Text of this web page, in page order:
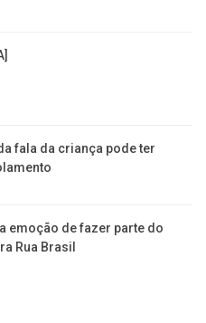
fala da criança pode ter
emoção de fazer parte do
Rua Brasil